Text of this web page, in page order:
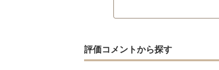
評価コメントから探す